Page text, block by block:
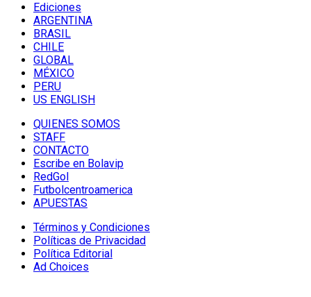
Ediciones
ARGENTINA
BRASIL
CHILE
GLOBAL
MÉXICO
PERU
US ENGLISH
QUIENES SOMOS
STAFF
CONTACTO
Escribe en Bolavip
RedGol
Futbolcentroamerica
APUESTAS
Términos y Condiciones
Políticas de Privacidad
Política Editorial
Ad Choices